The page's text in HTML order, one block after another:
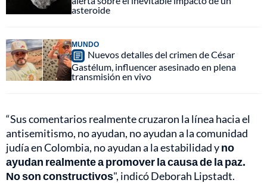
asteroide
MUNDO
Nuevos detalles del crimen de César
Gastélum, influencer asesinado en plena
transmisión en vivo
“Sus comentarios realmente cruzaron la línea hacia el
antisemitismo, no ayudan, no ayudan a la comunidad
judía en Colombia, no ayudan a la estabilidad yno
ayudan realmente a promover la causa de la paz.
No son constructivos", indicó Deborah Lipstadt.